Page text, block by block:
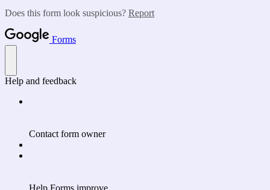
Does this form look suspicious? Report
Forms
Help and feedback
Contact form owner